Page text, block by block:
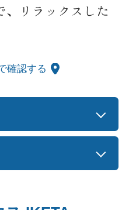
、リラックスした
確認する